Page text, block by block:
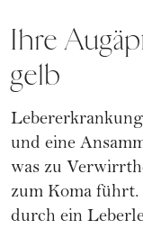
Ihre
gelb
und eine
was zu
zum Koma
durch ein